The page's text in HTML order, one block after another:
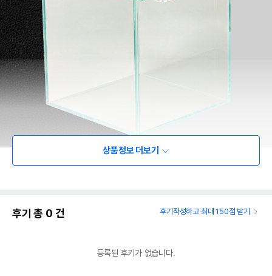
상품정보 더보기
후기 총 0 건 후기작성하고 최대 150점 받기
등록된 후기가 없습니다.